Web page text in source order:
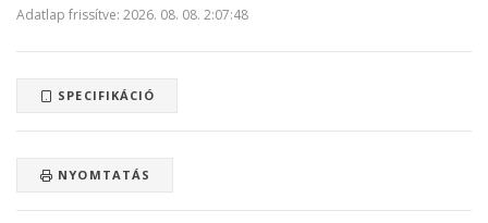
Adatlap frissítve: 2026. 08. 08. 2:07:48
SPECIFIKÁCIÓ
NYOMTATÁS